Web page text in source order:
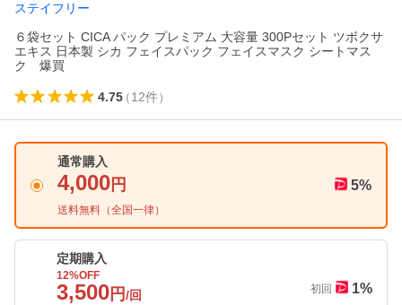
ステイフリー
６袋セット CICA パック プレミアム 大容量 300Pセット ツボクサ
エキス 日本製 シカ フェイスパック フェイスマスク シートマス
ク 爆買
4.75（12件）
通常購入
4,000 円
送料無料（全国一律）
5%
定期購入
12%OFF
3,500 円/回 初回 1%